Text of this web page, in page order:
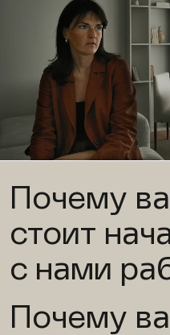
Почему
стоит
с нами
Почему